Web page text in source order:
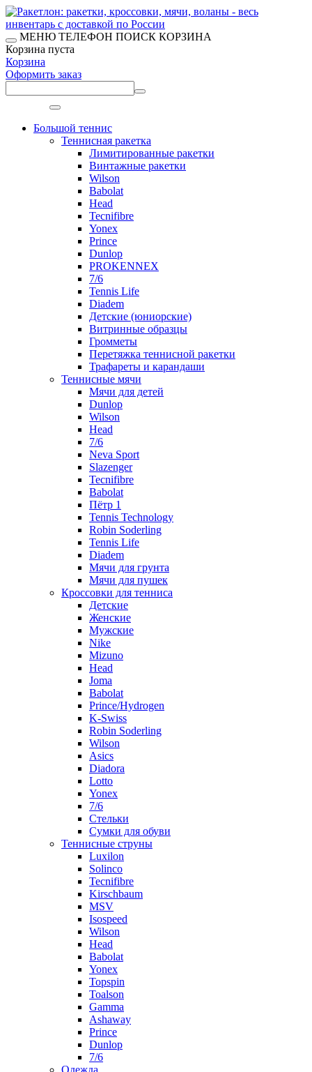
МЕНЮ ТЕЛЕФОН ПОИСК КОРЗИНА
Корзина пуста
Корзина
Оформить заказ
Большой теннис
Теннисная ракетка
Лимитированные ракетки
Винтажные ракетки
Wilson
Babolat
Head
Tecnifibre
Yonex
Prince
Dunlop
PROKENNEX
7/6
Tennis Life
Diadem
Детские (юниорские)
Витринные образцы
Громметы
Перетяжка теннисной ракетки
Трафареты и карандаши
Теннисные мячи
Мячи для детей
Dunlop
Wilson
Head
7/6
Neva Sport
Slazenger
Tecnifibre
Babolat
Пётр 1
Tennis Technology
Robin Soderling
Tennis Life
Diadem
Мячи для грунта
Мячи для пушек
Кроссовки для тенниса
Детские
Женские
Мужские
Nike
Mizuno
Head
Joma
Babolat
Prince/Hydrogen
K-Swiss
Robin Soderling
Wilson
Asics
Diadora
Lotto
Yonex
7/6
Стельки
Сумки для обуви
Теннисные струны
Luxilon
Solinco
Tecnifibre
Kirschbaum
MSV
Isospeed
Wilson
Head
Babolat
Yonex
Topspin
Toalson
Gamma
Ashaway
Prince
Dunlop
7/6
Одежда